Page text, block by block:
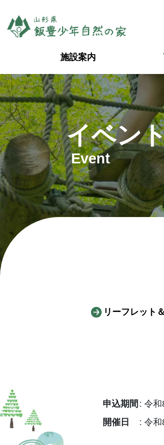
施設案内
イベン
Event
リーフレット
申込期間
令
開催日
令和